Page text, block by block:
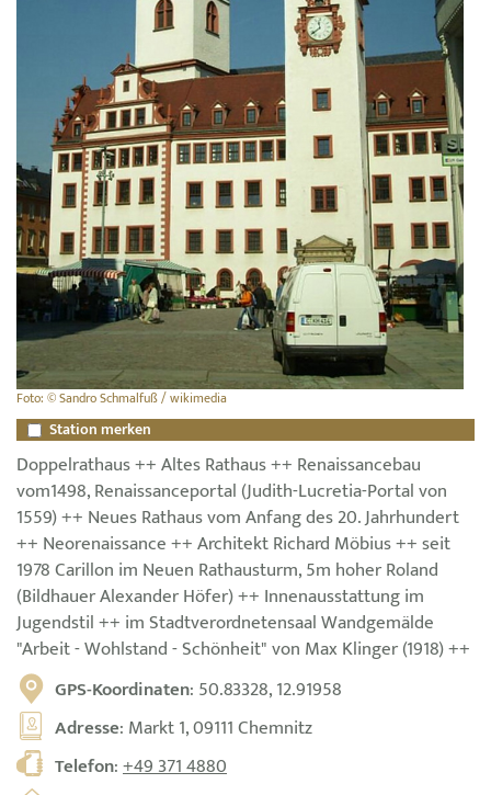
Foto: © Sandro Schmalfuß / wikimedia
Station merken
Doppelrathaus ++ Altes Rathaus ++ Renaissancebau
vom1498, Renaissanceportal (Judith-Lucretia-Portal von
1559) ++ Neues Rathaus vom Anfang des 20. Jahrhundert
++ Neorenaissance ++ Architekt Richard Möbius ++ seit
1978 Carillon im Neuen Rathausturm, 5m hoher Roland
(Bildhauer Alexander Höfer) ++ Innenausstattung im
Jugendstil ++ im Stadtverordnetensaal Wandgemälde
"Arbeit - Wohlstand - Schönheit" von Max Klinger (1918) ++
GPS-Koordinaten: 50.83328, 12.91958
Adresse: Markt 1, 09111 Chemnitz
Telefon:+49 371 4880